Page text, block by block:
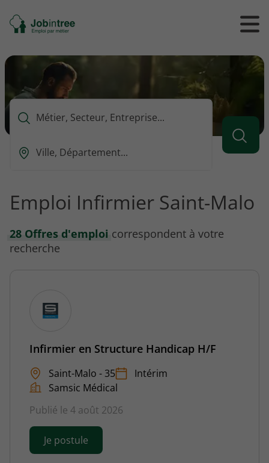
Se
rendre
l'accueil
Ouvrir
/
le
Que
vous
rechercher
Ou
vous
voulez
rechercher
?
Emploi Infirmier Saint-Malo
28 Offres d'emploi correspondent à votre
recherche
Infirmier en Structure Handicap H/F
Saint-Malo - 35
Intérim
Samsic Médical
Publié le 4 août 2026
Je postule